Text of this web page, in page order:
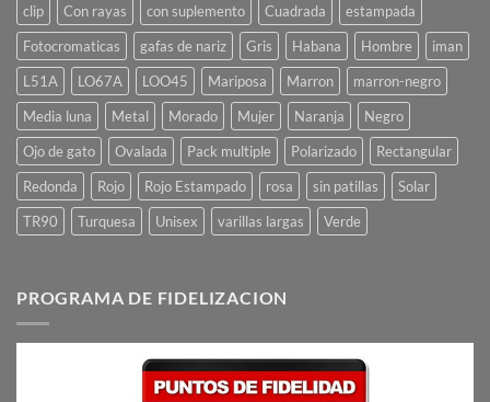
clip
Con rayas con suplemento Cuadrada
estampada
Fotocromaticas
gafas de nariz Gris Habana Hombre
iman
L51A
LO67A LOO45 Mariposa Marron
marron-negro
Media luna
Metal Morado Mujer Naranja
Negro
Ojo de gato
Ovalada Pack multiple Polarizado
Rectangular
Redonda
Rojo Rojo Estampado rosa sin patillas
Solar
TR90
Turquesa Unisex varillas largas Verde
PROGRAMA DE FIDELIZACION